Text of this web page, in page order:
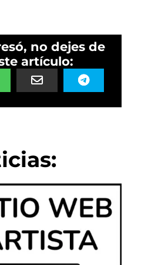
no dejes de
artículo: